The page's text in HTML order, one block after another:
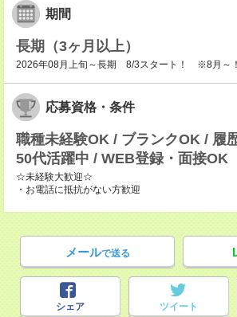
期間
長期（3ヶ月以上）
2026年08月上旬～長期 8/3スタート！ ※8月～！
応募資格・条件
職種未経験OK / ブランクOK / 履
50代活躍中 / WEB登録・面接OK
☆未経験大歓迎☆
・お電話に抵抗がない方歓迎
メールで送る
シェア ツイート